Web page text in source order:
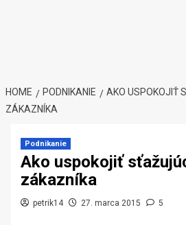
HOME PODNIKANIE
AKO USPOKOJIŤ
ZÁKAZNÍKA
Podnikanie
Ako uspokojiť
zákazníka
petrik14 27. marca 2015 5